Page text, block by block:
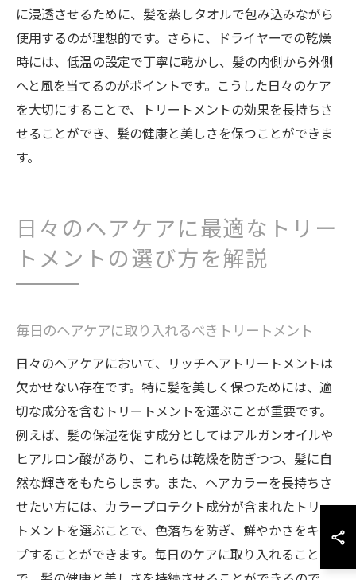
に浸透させるために、髪を蒸しタオルで包み込みながら
使用するのが理想的です。さらに、ドライヤーでの乾燥
時には、低温の設定で丁寧に乾かし、髪の内側から外側
へと風を当てるのがポイントです。こうした日々のケア
を大切にすることで、トリートメントの効果を長持ちさ
せることができ、髪の健康と美しさを保つことができま
す。
日々のヘアケアに最適なトリー
トメントの選び方を解説
毎日のヘアケアに取り入れるべきトリートメント
日々のヘアケアにおいて、リッチヘアトリートメントは
欠かせない存在です。特に髪を美しく保つためには、適
切な成分を含むトリートメントを選ぶことが重要です。
例えば、髪の保湿を促す成分としてはアルガンオイルや
ヒアルロン酸があり、これらは乾燥を防ぎつつ、髪に自
然な輝きをもたらします。また、ヘアカラーを長持ちさ
せたい方には、カラープロテクト成分が含まれたトリー
トメントを選ぶことで、色落ちを防ぎ、鮮やかさをキー
プすることができます。毎日のケアに取り入れること